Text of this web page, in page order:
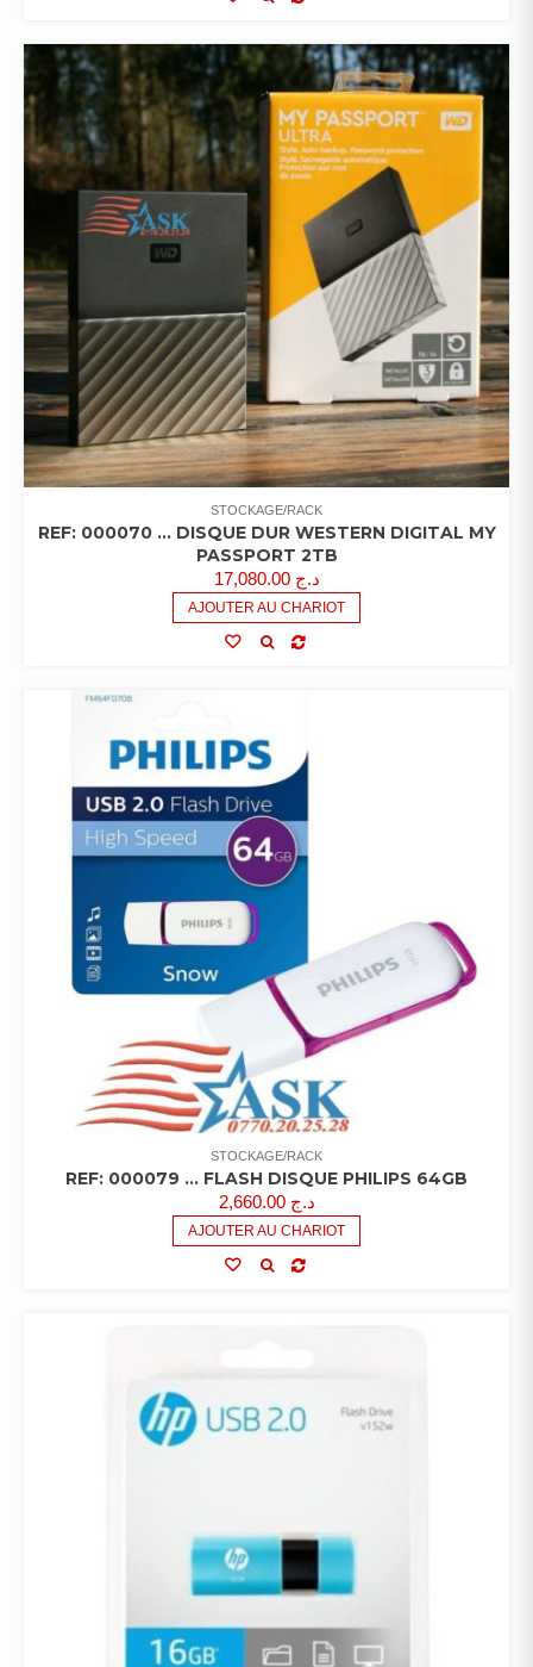
STOCKAGE/RACK
REF: 000070 … DISQUE DUR WESTERN DIGITAL MY
PASSPORT 2TB
د.ج 17,080.00
AJOUTER AU CHARIOT
STOCKAGE/RACK
REF: 000079 … FLASH DISQUE PHILIPS 64GB
د.ج 2,660.00
AJOUTER AU CHARIOT